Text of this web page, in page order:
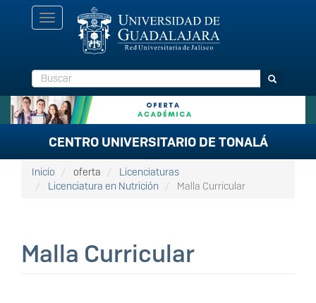
Toggle
navigation
Buscar Buscar
CENTRO UNIVERSITARIO DE TONALÁ
Inicio oferta
Licenciaturas
Licenciatura en Nutrición
Malla Curricular
Malla Curricular